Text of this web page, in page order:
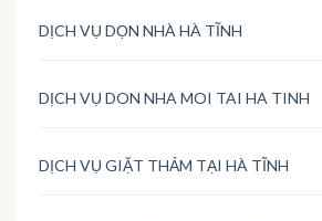
DỊCH VỤ DỌN NHÀ HÀ TĨNH
DỊCH VỤ DON NHA MOI TAI HA TINH
DỊCH VỤ GIẶT THẢM TẠI HÀ TĨNH